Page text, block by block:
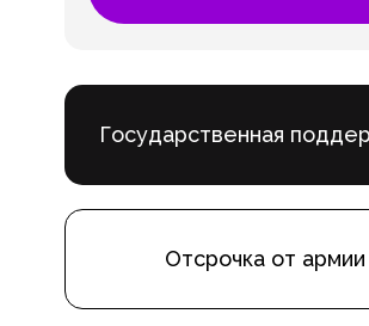
Отсрочка от армии
Государственная